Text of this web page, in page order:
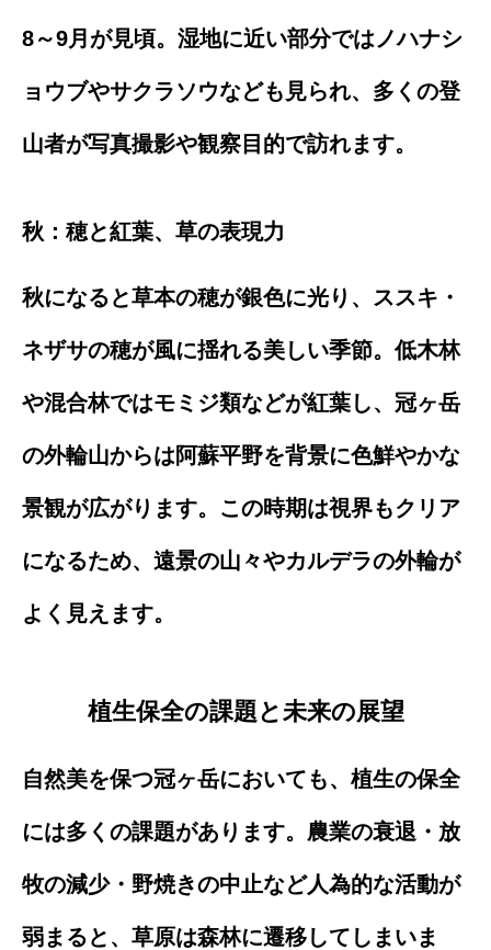
8～9月が見頃。湿地に近い部分ではノハナシ
ョウブやサクラソウなども見られ、多くの登
山者が写真撮影や観察目的で訪れます。
秋：穂と紅葉、草の表現力
秋になると草本の穂が銀色に光り、ススキ・
ネザサの穂が風に揺れる美しい季節。低木林
や混合林ではモミジ類などが紅葉し、冠ヶ岳
の外輪山からは阿蘇平野を背景に色鮮やかな
景観が広がります。この時期は視界もクリア
になるため、遠景の山々やカルデラの外輪が
よく見えます。
植生保全の課題と未来の展望
自然美を保つ冠ヶ岳においても、植生の保全
には多くの課題があります。農業の衰退・放
牧の減少・野焼きの中止など人為的な活動が
弱まると、草原は森林に遷移してしまいま